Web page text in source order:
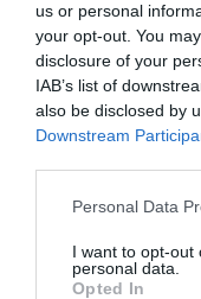
us or personal
your opt-out. You
disclosure of your
IAB’s list of
also be disclosed by
Downstream
Personal Data
I want to opt-out
personal data.
Opted In
τη βία ανηλίκων.